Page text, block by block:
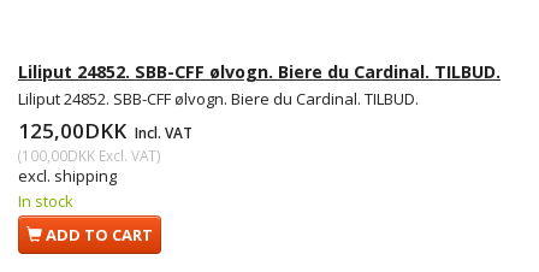
Liliput 24852. SBB-CFF ølvogn. Biere du Cardinal. TILBUD.
Liliput 24852. SBB-CFF ølvogn. Biere du Cardinal. TILBUD.
125,00DKK Incl. VAT
(100,00DKK Excl. VAT)
excl. shipping
In stock
ADD TO CART